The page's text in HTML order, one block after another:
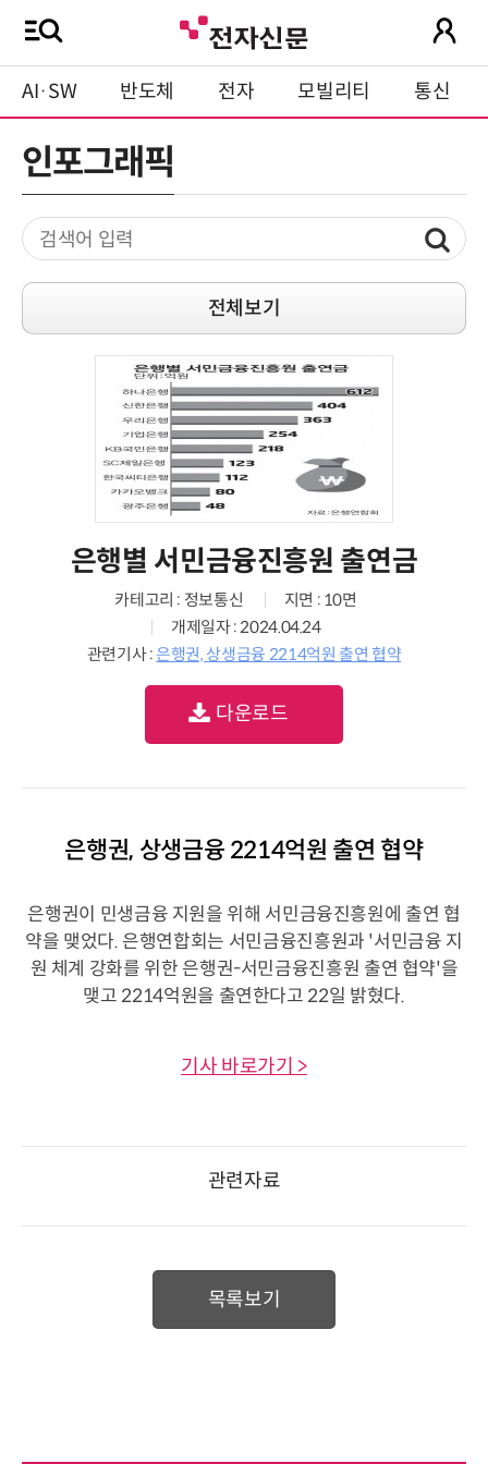
AI·SW 반도체 전자 모빌리티 통신
인포그래픽
전체보기
은행별 서민금융진흥원 출연금
카테고리 : 정보통신
지면 : 10면
개제일자 : 2024.04.24
관련기사 :은행권, 상생금융 2214억원 출연 협약
다운로드
은행권, 상생금융 2214억원 출연 협약
은행권이 민생금융 지원을 위해 서민금융진흥원에 출연 협
약을 맺었다. 은행연합회는 서민금융진흥원과 '서민금융 지
원 체계 강화를 위한 은행권-서민금융진흥원 출연 협약'을
맺고 2214억원을 출연한다고 22일 밝혔다.
기사 바로가기 >
관련자료
목록보기